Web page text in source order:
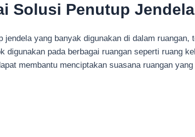
Solusi Penutup
yang banyak digunakan di dalam
pada berbagai ruangan seperti ruang
membantu menciptakan suasana ruangan